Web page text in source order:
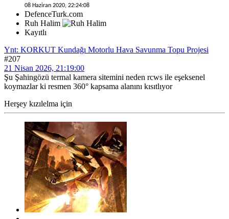
08 Haziran 2020, 22:24:08
DefenceTurk.com
Ruh Halim
Kayıtlı
Ynt: KORKUT Kundağı Motorlu Hava Savunma Topu Projesi
#207
21 Nisan 2026, 21:19:00
Şu Şahingözü termal kamera sitemini neden rcws ile eşeksenel
koymazlar ki resmen 360° kapsama alanını kısıtlıyor
Herşey kızılelma için